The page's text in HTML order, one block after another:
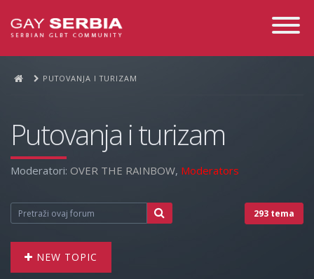
Toggle
PUTOVANJA I TURIZAM
Putovanja i turizam
Moderatori: OVER THE RAINBOW, Moderators
293 tema
NEW TOPIC